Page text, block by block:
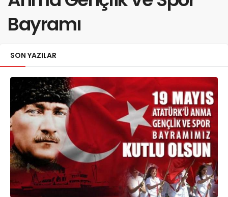
Bayramı
SON YAZILAR